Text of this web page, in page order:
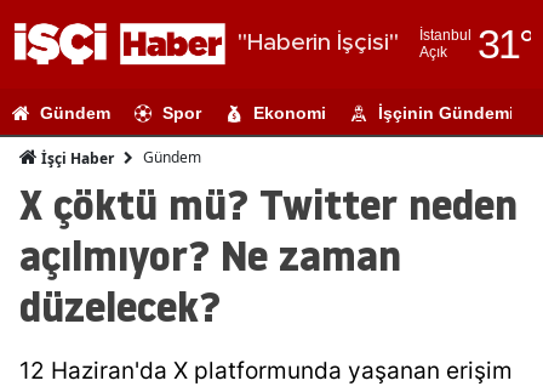
"Haberin İşçisi"
İstanbul
Açık
31°
Adıyaman
Ağrı
Antalya
Gündem Spor Ekonomi İşçinin Gündemi
İşçi Haber Gündem
X çöktü mü? Twitter neden
açılmıyor? Ne zaman
düzelecek?
12 Haziran'da X platformunda yaşanan erişim